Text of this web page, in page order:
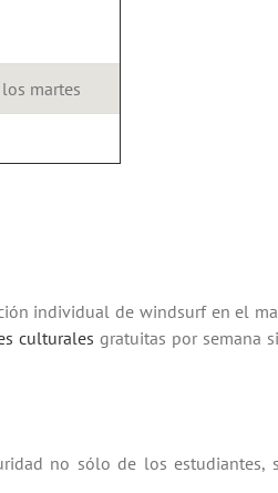
martes
individual de windsurf en el
culturales gratuitas por semana
no sólo de los estudiantes,